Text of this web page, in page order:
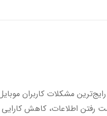
مشکلات کاربران
رفتن اطلاعات، کاهش کارایی